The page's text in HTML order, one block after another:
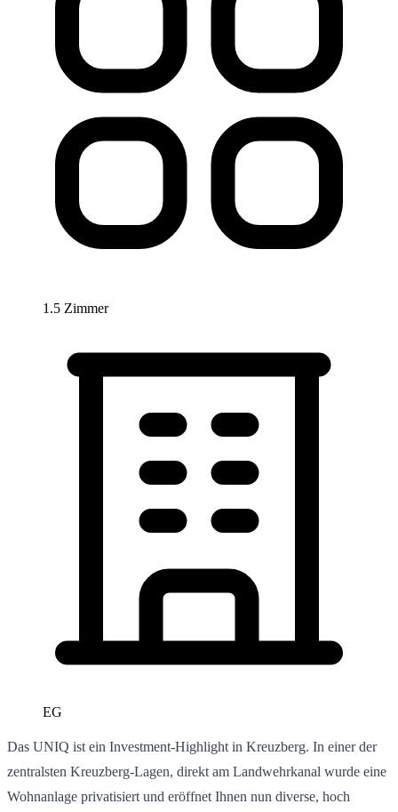
1.5 Zimmer
EG
Das UNIQ ist ein Investment-Highlight in Kreuzberg. In einer der
zentralsten Kreuzberg-Lagen, direkt am Landwehrkanal wurde eine
Wohnanlage privatisiert und eröffnet Ihnen nun diverse, hoch